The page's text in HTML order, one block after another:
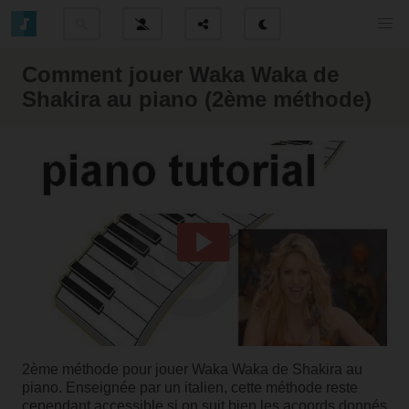
Comment jouer Waka Waka de
Shakira au piano (2ème méthode)
2ème méthode pour jouer Waka Waka de Shakira au
piano. Enseignée par un italien, cette méthode reste
cependant accessible si on suit bien les acoords donnés